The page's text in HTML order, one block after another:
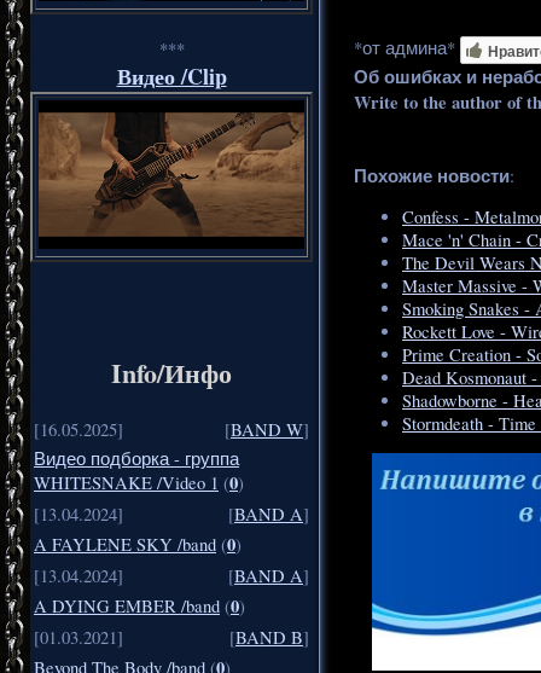
***
Видео /Clip
Info/Инфо
[16.05.2025] [BAND W]
Видео подборка - группа
WHITESNAKE /Video 1 (0)
[13.04.2024]
[BAND A]
A FAYLENE SKY /band (0)
[13.04.2024]
[BAND A]
A DYING EMBER /band (0)
[01.03.2021]
[BAND B]
Beyond The Body /band ( )
*от админа*
Об ошибках и
Write to the author of
Похожие новости:
Confess -
Mace 'n' Chain -
The Devil Wears
Master Massive -
Smoking Snakes
Rockett Love -
Prime Creation -
Dead Kosmonaut
Shadowborne -
Stormdeath -